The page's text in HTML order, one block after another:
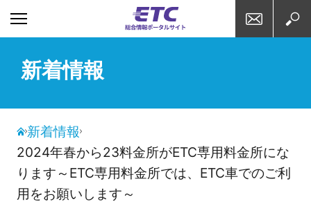
新着情報
新着情報
2024年春から23料金所がETC専用料金所にな
ります～ETC専用料金所では、ETC車でのご利
用をお願いします～